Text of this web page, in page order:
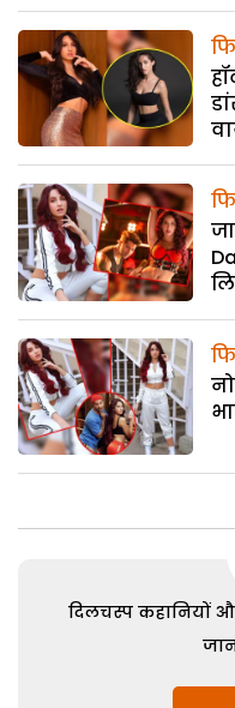
दिलचस्प कहानियों